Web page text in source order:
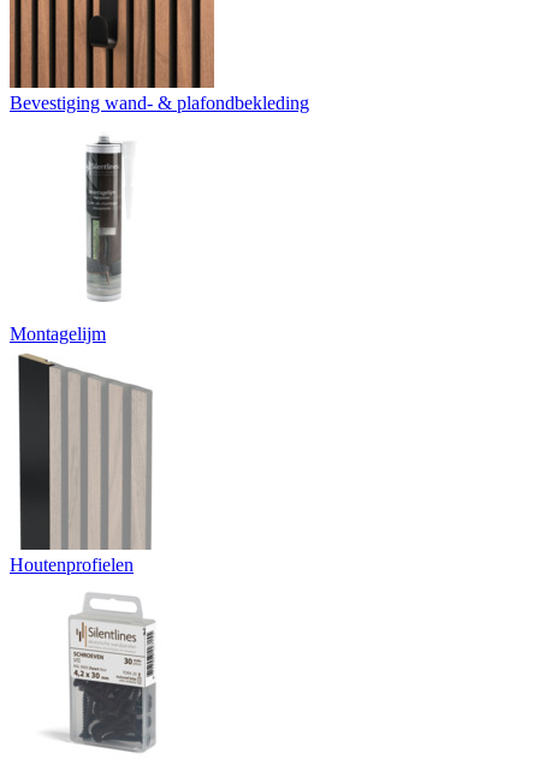
Bevestiging wand- & plafondbekleding
Montagelijm
Houtenprofielen